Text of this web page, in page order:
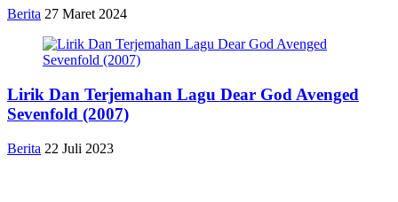
Berita 27 Maret 2024
Lirik Dan Terjemahan Lagu Dear God Avenged
Sevenfold (2007)
Berita 22 Juli 2023